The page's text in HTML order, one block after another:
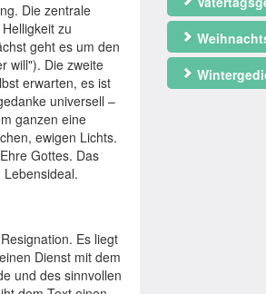
Die zentrale
zu
geht es um den
will"). Die zweite
erwarten, es ist
universell –
ganzen eine
ewigen Lichts.
Gottes. Das
Es liegt
Dienst mit dem
und des sinnvollen